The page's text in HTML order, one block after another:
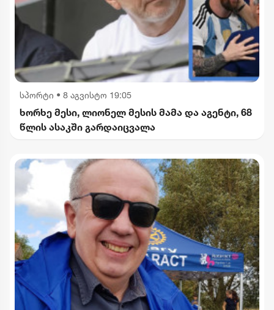
სპორტი • 8 აგვისტო 19:05
ხორხე მესი, ლიონელ მესის მამა და აგენტი, 68
წლის ასაკში გარდაიცვალა